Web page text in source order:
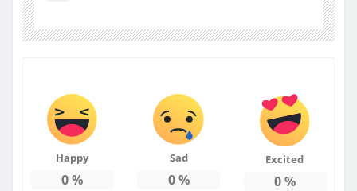
Happy
0%
Sad
0%
Excited
0%